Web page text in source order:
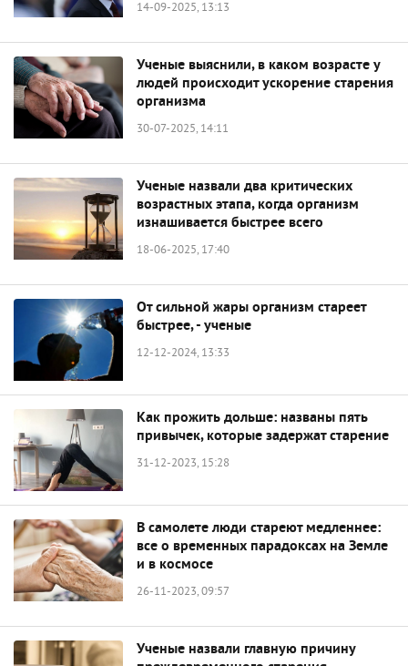
14-09-2025, 13:13
Ученые выяснили, в каком возрасте у
людей происходит ускорение старения
организма
30-07-2025, 14:11
Ученые назвали два критических
возрастных этапа, когда организм
изнашивается быстрее всего
18-06-2025, 17:40
От сильной жары организм стареет
быстрее, - ученые
12-12-2024, 13:33
Как прожить дольше: названы пять
привычек, которые задержат старение
31-12-2023, 15:28
В самолете люди стареют медленнее:
все о временных парадоксах на Земле
и в космосе
26-11-2023, 09:57
Ученые назвали главную причину